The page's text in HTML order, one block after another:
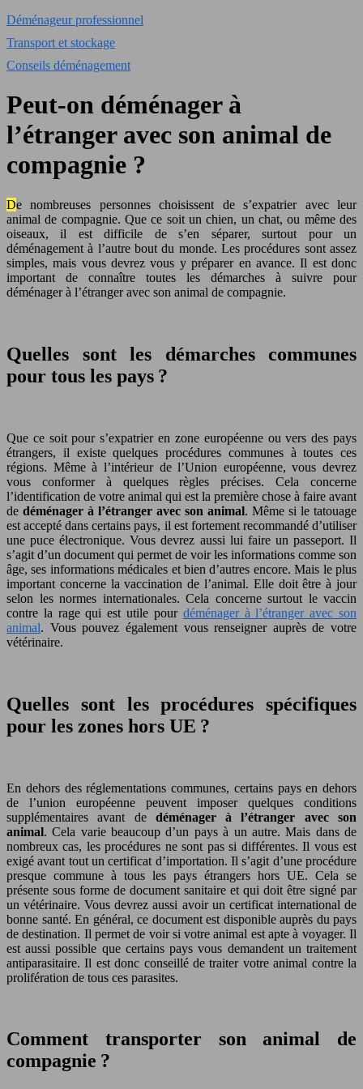
Déménageur professionnel
Transport et stockage
Conseils déménagement
Peut-on déménager à
l’étranger avec son animal de
compagnie ?
De nombreuses personnes choisissent de s’expatrier avec leur
animal de compagnie. Que ce soit un chien, un chat, ou même des
oiseaux, il est difficile de s’en séparer, surtout pour un
déménagement à l’autre bout du monde. Les procédures sont assez
simples, mais vous devrez vous y préparer en avance. Il est donc
important de connaître toutes les démarches à suivre pour
déménager à l’étranger avec son animal de compagnie.
Quelles sont les démarches communes
pour tous les pays ?
Que ce soit pour s’expatrier en zone européenne ou vers des pays
étrangers, il existe quelques procédures communes à toutes ces
régions. Même à l’intérieur de l’Union européenne, vous devrez
vous conformer à quelques règles précises. Cela concerne
l’identification de votre animal qui est la première chose à faire avant
de déménager à l’étranger avec son animal. Même si le tatouage
est accepté dans certains pays, il est fortement recommandé d’utiliser
une puce électronique. Vous devrez aussi lui faire un passeport. Il
s’agit d’un document qui permet de voir les informations comme son
âge, ses informations médicales et bien d’autres encore. Mais le plus
important concerne la vaccination de l’animal. Elle doit être à jour
selon les normes internationales. Cela concerne surtout le vaccin
contre la rage qui est utile pour déménager à l’étranger avec son
animal. Vous pouvez également vous renseigner auprès de votre
vétérinaire.
Quelles sont les procédures spécifiques
pour les zones hors UE ?
En dehors des réglementations communes, certains pays en dehors
de l’union européenne peuvent imposer quelques conditions
supplémentaires avant de déménager à l’étranger avec son
animal. Cela varie beaucoup d’un pays à un autre. Mais dans de
nombreux cas, les procédures ne sont pas si différentes. Il vous est
exigé avant tout un certificat d’importation. Il s’agit d’une procédure
presque commune à tous les pays étrangers hors UE. Cela se
présente sous forme de document sanitaire et qui doit être signé par
un vétérinaire. Vous devrez aussi avoir un certificat international de
bonne santé. En général, ce document est disponible auprès du pays
de destination. Il permet de voir si votre animal est apte à voyager. Il
est aussi possible que certains pays vous demandent un traitement
antiparasitaire. Il est donc conseillé de traiter votre animal contre la
prolifération de tous ces parasites.
Comment transporter son animal de
compagnie ?